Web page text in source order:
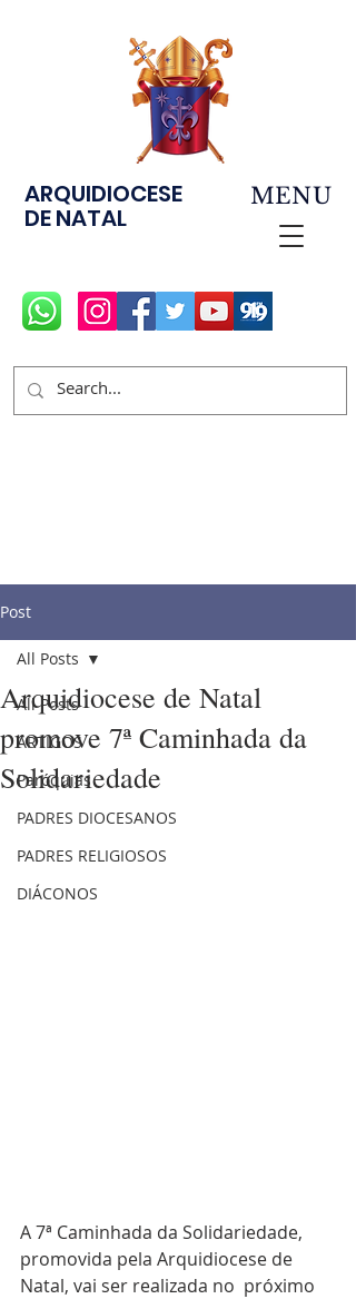
ARQUIDIOCESE
DE NATAL
MENU
Post
All Posts
ARTIGOS
Paróquias
PADRES DIOCESANOS
PADRES RELIGIOSOS
DIÁCONOS
All Posts
Arquidiocese de Natal
promove 7ª Caminhada da
Solidariedade
A 7ª Caminhada da Solidariedade,
promovida pela Arquidiocese de
Natal, vai ser realizada no  próximo